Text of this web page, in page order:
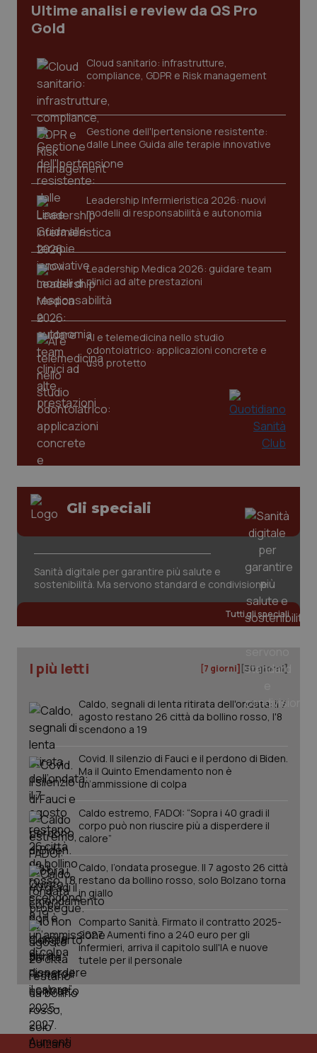
Ultime analisi e review da QS Pro
Gold
Cloud sanitario: infrastrutture,
compliance, GDPR e Risk management
Gestione dell'Ipertensione resistente:
dalle Linee Guida alle terapie innovative
Leadership Infermieristica 2026: nuovi
modelli di responsabilità e autonomia
Leadership Medica 2026: guidare team
clinici ad alte prestazioni
AI e telemedicina nello studio
odontoiatrico: applicazioni concrete e
uso protetto
Gli speciali
Sanità digitale per garantire più salute e
sostenibilità. Ma servono standard e condivisione
Tutti gli speciali
I più letti [7 giorni] [30 giorni]
Caldo, segnali di lenta ritirata dell'ondata: il 7
agosto restano 26 città da bollino rosso, l'8
scendono a 19
Covid. Il silenzio di Fauci e il perdono di Biden.
Ma il Quinto Emendamento non è
un’ammissione di colpa
Caldo estremo, FADOI: “Sopra i 40 gradi il
corpo può non riuscire più a disperdere il
calore”
Caldo, l’ondata prosegue. Il 7 agosto 26 città
restano da bollino rosso, solo Bolzano torna
in giallo
Comparto Sanità. Firmato il contratto 2025-
2027. Aumenti fino a 240 euro per gli
infermieri, arriva il capitolo sull'IA e nuove
tutele per il personale
CookieScriptConsent
tracking-sites-ironfish-
tracking-enable
www.quotidianosanita.it
session-id
.quotidianosanita.it
PHPSESSID
PHP.net
www.quotidianosanita.it